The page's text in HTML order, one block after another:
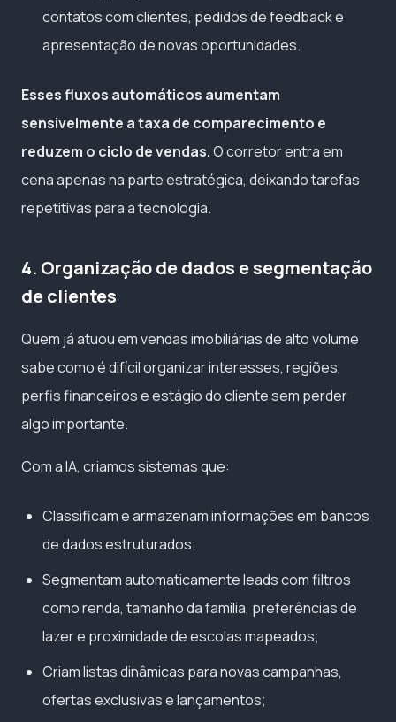
contatos com clientes, pedidos de feedback e
apresentação de novas oportunidades.
Esses fluxos automáticos aumentam
sensivelmente a taxa de comparecimento e
reduzem o ciclo de vendas.O corretor entra em
cena apenas na parte estratégica, deixando tarefas
repetitivas para a tecnologia.
4. Organização de dados e segmentação
de clientes
Quem já atuou em vendas imobiliárias de alto volume
sabe como é difícil organizar interesses, regiões,
perfis financeiros e estágio do cliente sem perder
algo importante.
Com a IA, criamos sistemas que:
Classificam e armazenam informações em bancos
de dados estruturados;
Segmentam automaticamente leads com filtros
como renda, tamanho da família, preferências de
lazer e proximidade de escolas mapeados;
Criam listas dinâmicas para novas campanhas,
ofertas exclusivas e lançamentos;